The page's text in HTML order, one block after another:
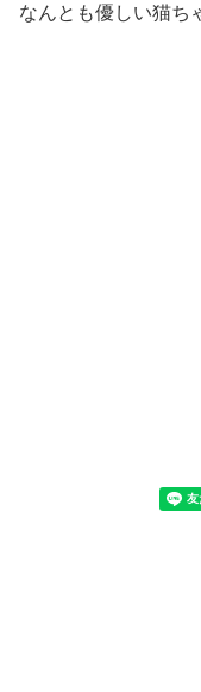
なんとも優しい猫ち